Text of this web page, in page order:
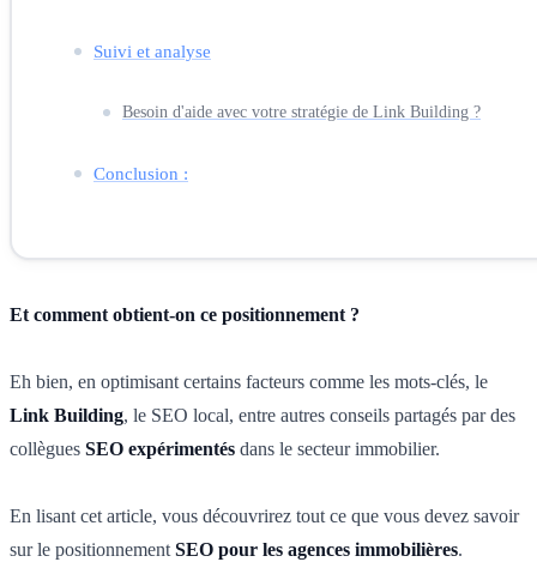
Suivi et analyse
Besoin d'aide avec votre stratégie de Link Building ?
Conclusion :
Et comment obtient-on ce positionnement ?
Eh bien, en optimisant certains facteurs comme les mots-clés, le
Link Building, le SEO local, entre autres conseils partagés par des
collègues SEO expérimentés dans le secteur immobilier.
En lisant cet article, vous découvrirez tout ce que vous devez savoir
sur le positionnement SEO pour les agences immobilières.